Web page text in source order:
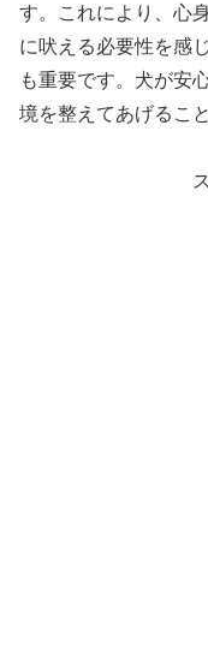
す。これにより、心
に吠える必要性を感
も重要です。犬が安
境を整えてあげるこ